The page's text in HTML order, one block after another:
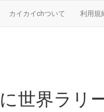
カイカイchついて 利用規
世界ラリ